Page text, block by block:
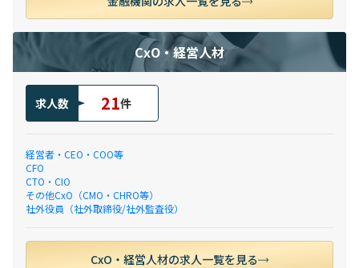
CxO・経営人材
求人数 21件
経営者・CEO・COO等
CFO
CTO・CIO
その他CxO（CMO・CHRO等）
社外役員（社外取締役/社外監査役）
CxO・経営人材の求人一覧を見る